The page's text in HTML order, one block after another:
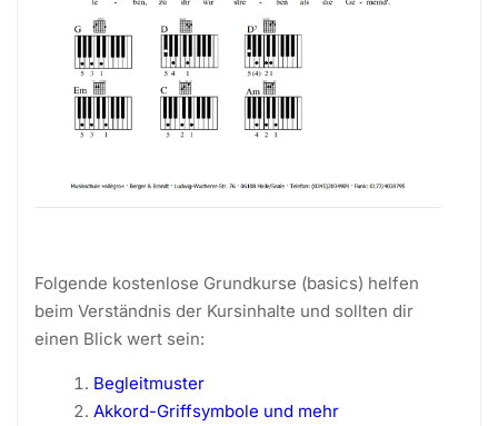
Folgende kostenlose Grundkurse (basics) helfen
beim Verständnis der Kursinhalte und sollten dir
einen Blick wert sein:
Begleitmuster
Akkord-Griffsymbole und mehr